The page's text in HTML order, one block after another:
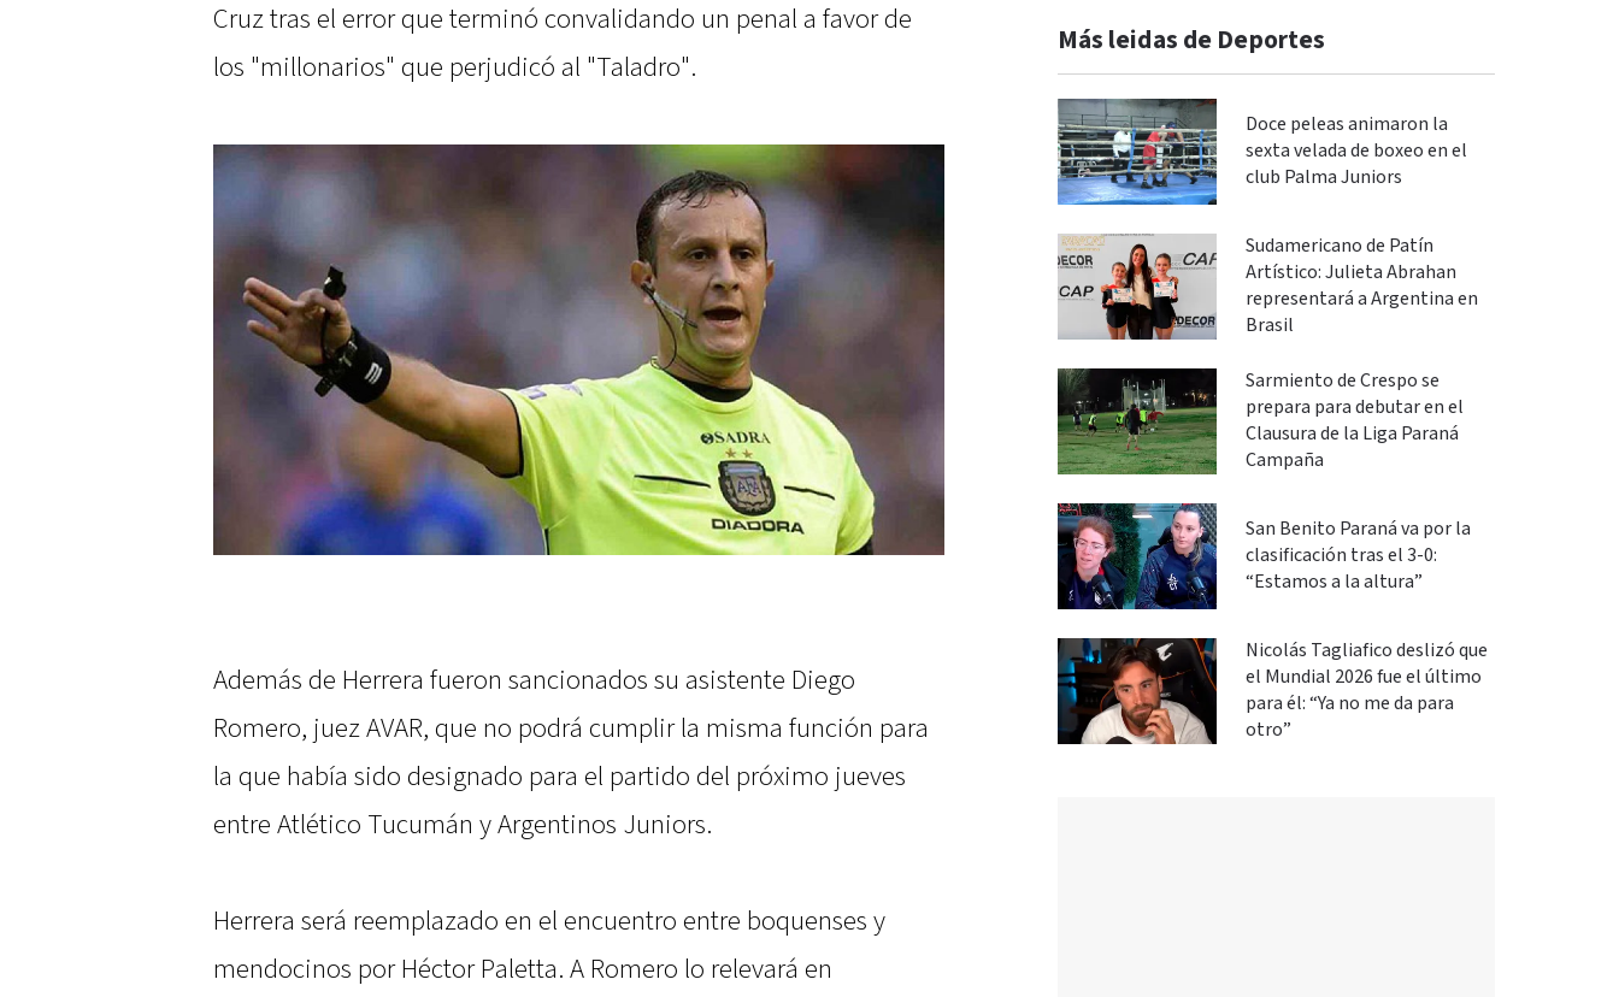
Cruz tras el error que terminó convalidando un penal a favor de
los "millonarios" que perjudicó al "Taladro".
Además de Herrera fueron sancionados su asistente Diego
Romero, juez AVAR, que no podrá cumplir la misma función para
la que había sido designado para el partido del próximo jueves
entre Atlético Tucumán y Argentinos Juniors.
Herrera será reemplazado en el encuentro entre boquenses y
mendocinos por Héctor Paletta. A Romero lo relevará en
Más leidas de Deportes
Doce peleas animaron la
sexta velada de boxeo en el
club Palma Juniors
Sudamericano de Patín
Artístico: Julieta Abrahan
representará a Argentina en
Brasil
Sarmiento de Crespo se
prepara para debutar en el
Clausura de la Liga Paraná
Campaña
San Benito Paraná va por la
clasificación tras el 3-0:
“Estamos a la altura”
Nicolás Tagliafico deslizó que
el Mundial 2026 fue el último
para él: “Ya no me da para
otro”